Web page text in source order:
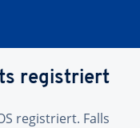
registriert
registriert. Falls